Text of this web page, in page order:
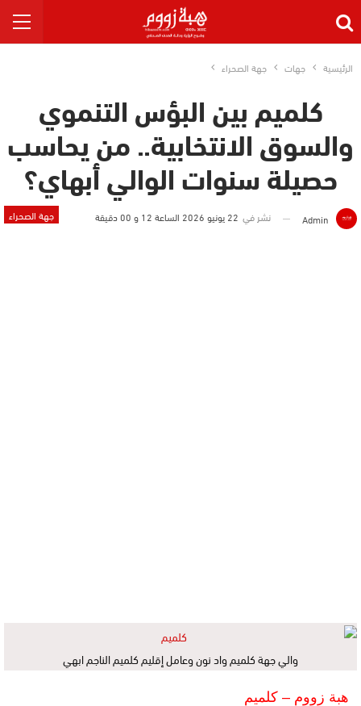
الرئيسية جهات جهة الصحراء
كلميم بين البؤس التنموي
والسوق الانتخابية.. من يحاسب
حصيلة سنوات الوالي أبهاي؟
جهة الصحراء Admin نشر في 22 يونيو 2026 الساعة 12 و 00 دقيقة
والي جهة كلميم واد نون وعامل إقليم كلميم الناجم ابهي
هبة زووم – كلميم